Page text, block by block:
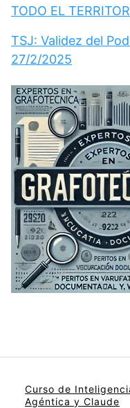
TODO EL
TSJ: Validez del
27/2/2025
Curso de
Agéntica y Claude